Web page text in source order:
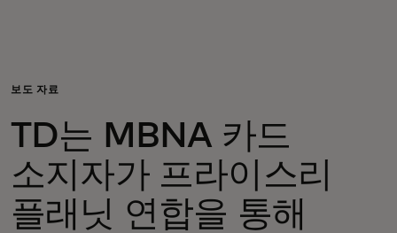
비즈니스 고객
모두를 위한 가치
이노베이터
보도 자료
TD는 MBNA 카드
소지자가 프라이스리
플래닛 연합을 통해